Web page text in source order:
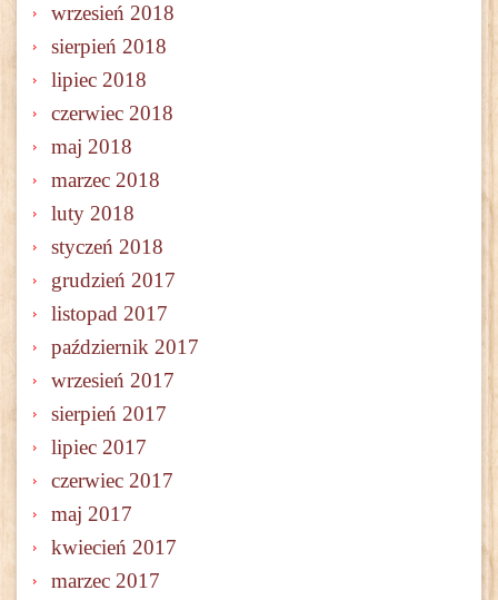
wrzesień 2018
sierpień 2018
lipiec 2018
czerwiec 2018
maj 2018
marzec 2018
luty 2018
styczeń 2018
grudzień 2017
listopad 2017
październik 2017
wrzesień 2017
sierpień 2017
lipiec 2017
czerwiec 2017
maj 2017
kwiecień 2017
marzec 2017